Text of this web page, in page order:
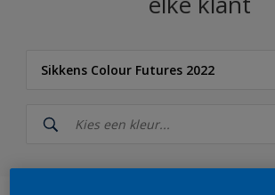
Sikkens Colour Futures 2022
Sikkens